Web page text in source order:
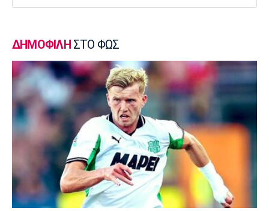
Σκωτία: «Δύο στα δύο» η Σεντ Μίρεν, πρώτη
νίκη για Νταντί
22:40
Επικαιρότητα
Τραγωδία στην Πάρο: Παιδί 4 ετών πνίγηκε
σε πισίνα
22:25
Super League 1
Άρης - Πανσερραϊκός 2-2: Ισόπαλο το φιλικό
Super League 1
ΔΗΜΟΦΙΛΗ ΣΤΟ ΦΩΣ